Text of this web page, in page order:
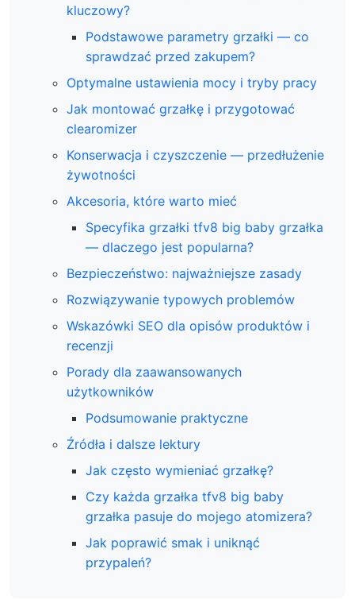
kluczowy?
Podstawowe parametry grzałki — co
sprawdzać przed zakupem?
Optymalne ustawienia mocy i tryby pracy
Jak montować grzałkę i przygotować
clearomizer
Konserwacja i czyszczenie — przedłużenie
żywotności
Akcesoria, które warto mieć
Specyfika grzałki tfv8 big baby grzałka
— dlaczego jest popularna?
Bezpieczeństwo: najważniejsze zasady
Rozwiązywanie typowych problemów
Wskazówki SEO dla opisów produktów i
recenzji
Porady dla zaawansowanych
użytkowników
Podsumowanie praktyczne
Źródła i dalsze lektury
Jak często wymieniać grzałkę?
Czy każda grzałka tfv8 big baby
grzałka pasuje do mojego atomizera?
Jak poprawić smak i uniknąć
przypaleń?